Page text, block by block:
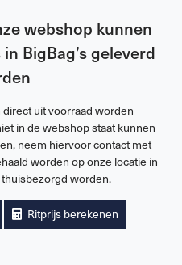
webshop kunnen
BigBag’s geleverd
uit voorraad worden
in de webshop staat kunnen
neem hiervoor contact met
worden op onze locatie in
worden.
Ritprijs berekenen